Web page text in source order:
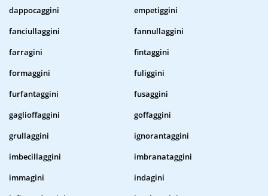
dappocaggini
empetiggini
fanciullaggini
fannullaggini
farragini
fintaggini
formaggini
fuliggini
furfantaggini
fusaggini
gaglioffaggini
goffaggini
grullaggini
ignorantaggini
imbecillaggini
imbranataggini
immagini
indagini